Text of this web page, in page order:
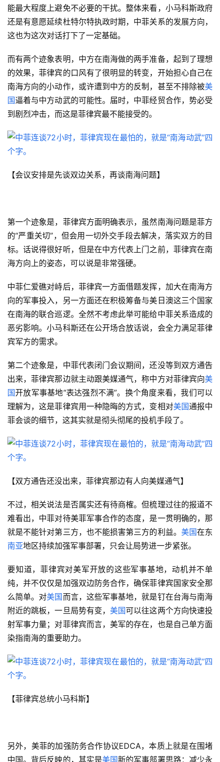
能最大程度上避免不必要的干扰。整体来看，小马科斯政府
还是有意愿延续杜特尔特执政时期，中菲关系的发展方向，
这也为这次对话打下了一定基础。
而有两个迹象表明，中方在南海做的两手准备，起到了理想
的效果，菲律宾的口风有了很明显的转变，开始担心自己在
南海方向的小动作，或许遭到中方的反制，甚至不排除被美
国逼着与中方动武的可能性。届时，中菲经贸合作，势必受
到剧烈冲击，而这是菲律宾最不能接受的。
【会议安排是先谈双边关系，再谈南海问题】
第一个迹象是，菲律宾方面明确表示，虽然南海问题是菲方
的“严重关切”，但会用一切外交手段去解决，落实双方的目
标。话说得很好听，但是在中方代表上门之前，菲律宾在南
海方向上的姿态，可以说是非常强硬。
中菲仁爱礁对峙后，菲律宾一方面借题发挥，加大在南海方
向的军事投入，另一方面还在积极筹备与美日澳这三个国家
在南海的联合巡逻。全然不考虑此举可能给中菲关系造成的
恶劣影响。小马科斯还在公开场合放话说，会全力满足菲律
宾军方的需求。
第二个迹象是，中菲代表闭门会议期间，还没等到双方通告
出来，菲律宾那边就主动跟美媒通气，称中方对菲律宾向美
国开放军事基地“表达强烈不满”。换个角度来看，我们可以
理解为，这是菲律宾用一种隐晦的方式，变相对美国通报中
菲会谈的细节，这其实就是彻头彻尾的投机手段了。
【双方通告还没出来，菲律宾那边有人向美媒通气】
不过，相关说法是否属实还有待商榷。但梳理过往的报道不
难看出，中菲对待美菲军事合作的态度，是一贯明确的，那
就是不能针对第三方，也不能损害第三方的利益。 美国在东
南亚地区持续加强军事部署，只会让局势进一步紧张。
要知道，菲律宾对美军开放的这些军事基地，动机并不单
纯，并不仅仅是加强双边防务合作，确保菲律宾国家安全那
么简单。对美国而言，这些军事基地，就是钉在台海与南海
附近的跳板，一旦局势有变，美国可以往这两个方向快速投
射军事力量；对菲律宾而言，美军的存在，也是自己单方面
染指南海的重要助力。
【菲律宾总统小马科斯】
另外，美菲的加强防务合作协议EDCA，本质上就是在围堵
中国。背后反映的，其实是美国新的军事部署思路：减少永